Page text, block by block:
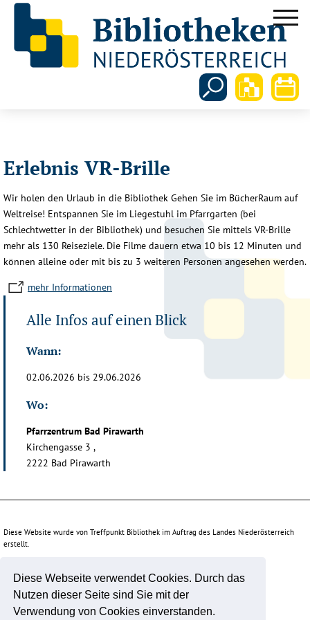
Diese Webseite verwendet Cookies. Durch das
Nutzen dieser Seite sind Sie mit der
Verwendung von Cookies einverstanden.
Erlebnis VR-Brille
Wir holen den Urlaub in die Bibliothek Gehen Sie im BücherRaum auf
Weltreise! Entspannen Sie im Liegestuhl im Pfarrgarten (bei
Schlechtwetter in der Bibliothek) und besuchen Sie mittels VR-Brille
mehr als 130 Reiseziele. Die Filme dauern etwa 10 bis 12 Minuten und
können alleine oder mit bis zu 3 weiteren Personen angesehen werden.
mehr Informationen
Alle Infos auf einen Blick
Wann:
02.06.2026 bis 29.06.2026
Wo:
Pfarrzentrum Bad Pirawarth
Kirchengasse 3 ,
2222 Bad Pirawarth
Diese Website wurde von Treffpunkt Bibliothek im Auftrag des Landes Niederösterreich
erstellt.
Unterstützt durch: